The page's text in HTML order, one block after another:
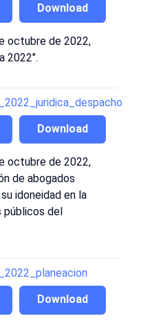
Download
octubre de 2022,
2022".
Download
octubre de 2022,
de abogados
idoneidad en la
del
Download